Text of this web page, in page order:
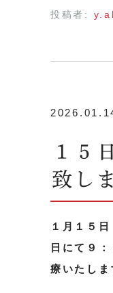
投稿者:
１５
致し
１月１５
日にて９
療いたしま